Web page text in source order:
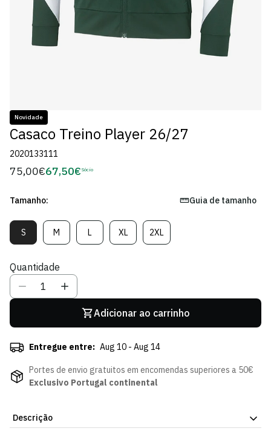
Novidade
Casaco Treino Player 26/27
2020133111
Preço
75,00€Preço
Sócio
67,50€ Sócio
Tamanho: Guia de tamanho
SVariante
Esgotada
Indisponível
MVariante
Esgotada
Indisponível
LVariante
Esgotada
XLVariante
Esgotada
2XLVariante
Esgotada
Quantidade
Adicionar ao carrinho
Entregue entre: Aug 10 - Aug 14
Portes de envio gratuitos em encomendas superiores a 50€
Exclusivo Portugal continental
Descrição